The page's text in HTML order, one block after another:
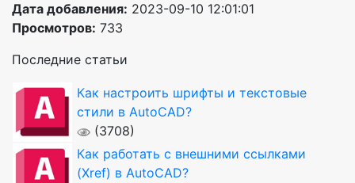
Дата добавления: 2023-09-10 12:01:01
Просмотров: 733
Последние статьи
Как настроить шрифты и текстовые
стили в AutoCAD?
(3708)
Как работать с внешними ссылками
(Xref) в AutoCAD?